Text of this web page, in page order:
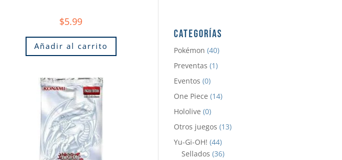
$5.99
Añadir al carrito
CATEGORÍAS
Pokémon (40)
Preventas (1)
Eventos (0)
One Piece (14)
Hololive (0)
Otros juegos (13)
Yu-Gi-OH! (44)
Sellados (36)